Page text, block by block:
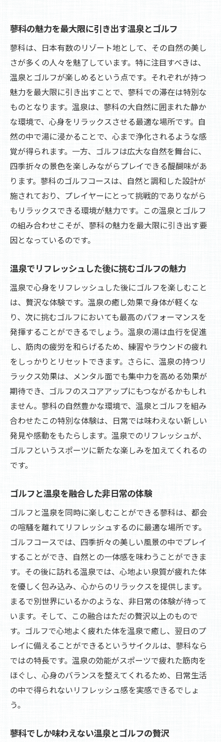
温泉に癒されながらゴルフを極めるリフレッシ
ュタイム
温泉で疲れを癒し、ゴルフに挑む活力を
ゴルフの疲れを温泉でリセットする贅沢
リフレッシュタイムに最適な温泉とゴルフ
蓼科で体験する温泉とゴルフの絶妙なバラ
ンス
温泉の力でゴルフの腕をさらに磨く
蓼科で楽しむ、温泉とゴルフのリフレッシ
ュ効果
青空の下でゴルフを満喫し温泉で新たな活力を
青空と温泉がもたらす極上の癒し
ゴルフでリフレッシュ、温泉で活力を充電
温泉とゴルフが織りなす新たな活力の源
蓼科の自然を満喫し、温泉で疲れを癒す
温泉で心身を整え、ゴルフを満喫する一日
温泉とゴルフが織りなす至福のひとときを蓼科
で
蓼科での温泉とゴルフの幸せなひととき
至福の温泉体験とゴルフの融合
ゴルフと温泉がもたらす最高のリラクゼー
ション
温泉とゴルフが彩る蓼科の特別な時間
至福の温泉とゴルフを楽しむ方法
蓼科でしか味わえない温泉とゴルフの体験
心身を整える温泉とゴルフの関係
ゴルフで疲れた身体を温泉で癒す
蓼科の温泉でリチャージするゴルフ体験
温泉で心身をリセットし、次のゴルフへ
リチャージに最適な蓼科の温泉
自然の中でゴルフと温泉を楽しむ贅沢な一日
自然と共に過ごす温泉とゴルフの日
蓼科の自然に包まれた温泉とゴルフの楽し
み方
一日中楽しめる温泉とゴルフの贅沢
自然の中で楽しむ温泉とゴルフの魅力
蓼科の大自然が育む温泉とゴルフの魅力
贅沢な一日を蓼科の温泉とゴルフで
蓼科の魅力を最大限に引き出す温泉とゴルフ
蓼科は、日本有数のリゾート地として、その自然の美し
さが多くの人々を魅了しています。特に注目すべきは、
温泉とゴルフが楽しめるという点です。それぞれが持つ
魅力を最大限に引き出すことで、蓼科での滞在は特別な
ものとなります。温泉は、蓼科の大自然に囲まれた静か
な環境で、心身をリラックスさせる最適な場所です。自
然の中で湯に浸かることで、心まで浄化されるような感
覚が得られます。一方、ゴルフは広大な自然を舞台に、
四季折々の景色を楽しみながらプレイできる醍醐味があ
ります。蓼科のゴルフコースは、自然と調和した設計が
施されており、プレイヤーにとって挑戦的でありながら
もリラックスできる環境が魅力です。この温泉とゴルフ
の組み合わせこそが、蓼科の魅力を最大限に引き出す要
因となっているのです。
温泉でリフレッシュした後に挑むゴルフの魅力
温泉で心身をリフレッシュした後にゴルフを楽しむこと
は、贅沢な体験です。温泉の癒し効果で身体が軽くな
り、次に挑むゴルフにおいても最高のパフォーマンスを
発揮することができるでしょう。温泉の湯は血行を促進
し、筋肉の疲労を和らげるため、練習やラウンドの疲れ
をしっかりとリセットできます。さらに、温泉の持つリ
ラックス効果は、メンタル面でも集中力を高める効果が
期待でき、ゴルフのスコアアップにもつながるかもしれ
ません。蓼科の自然豊かな環境で、温泉とゴルフを組み
合わせたこの特別な体験は、日常では味わえない新しい
発見や感動をもたらします。温泉でのリフレッシュが、
ゴルフというスポーツに新たな楽しみを加えてくれるの
です。
ゴルフと温泉を融合した非日常の体験
ゴルフと温泉を同時に楽しむことができる蓼科は、都会
の喧騒を離れてリフレッシュするのに最適な場所です。
ゴルフコースでは、四季折々の美しい風景の中でプレイ
することができ、自然との一体感を味わうことができま
す。その後に訪れる温泉では、心地よい泉質が疲れた体
を優しく包み込み、心からのリラックスを提供します。
まるで別世界にいるかのような、非日常の体験が待って
います。そして、この融合はただの贅沢以上のもので
す。ゴルフで心地よく疲れた体を温泉で癒し、翌日のプ
レイに備えることができるというサイクルは、蓼科なら
ではの特長です。温泉の効能がスポーツで疲れた筋肉を
ほぐし、心身のバランスを整えてくれるため、日常生活
の中で得られないリフレッシュ感を実感できるでしょ
う。
蓼科でしか味わえない温泉とゴルフの贅沢